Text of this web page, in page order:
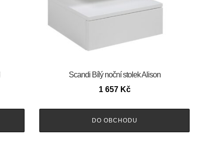
Scandi Bílý noční stolek Alison
1 657 Kč
DO OBCHODU